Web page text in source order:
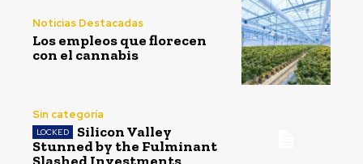
Noticias Destacadas
Los empleos que florecen
con el cannabis
Sin categoría
Silicon Valley
Stunned by the Fulminant